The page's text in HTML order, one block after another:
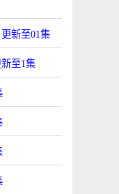
新至01集
至1集